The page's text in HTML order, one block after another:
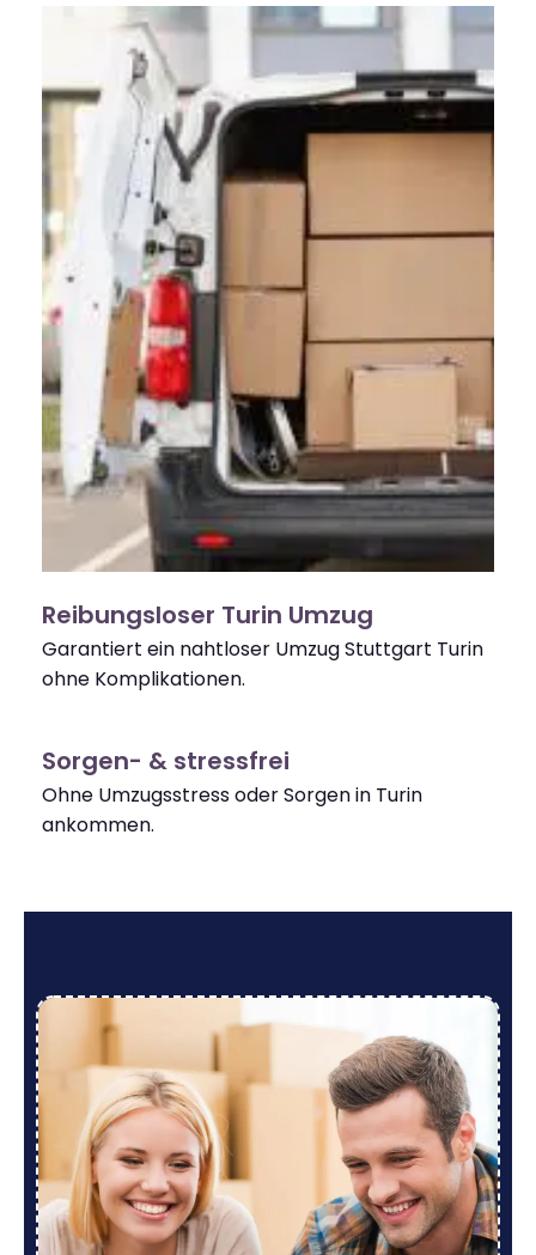
Reibungsloser Turin Umzug
Garantiert ein nahtloser Umzug Stuttgart Turin
ohne Komplikationen.
Sorgen- & stressfrei
Ohne Umzugsstress oder Sorgen in Turin
ankommen.